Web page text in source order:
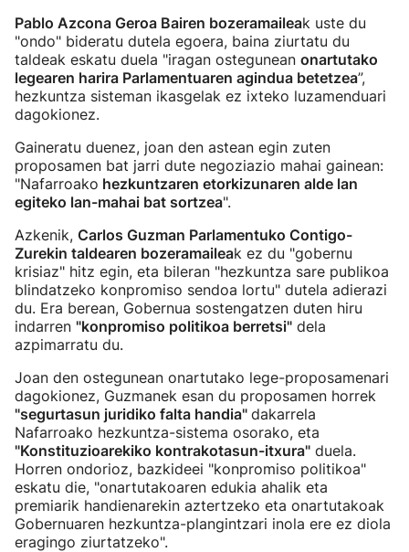
Pablo Azcona Geroa Bairen bozeramaileak uste du
"ondo" bideratu dutela egoera, baina ziurtatu du
taldeak eskatu duela "iragan ostegunean onartutako
legearen harira Parlamentuaren agindua betetzea”,
hezkuntza sisteman ikasgelak ez ixteko luzamenduari
dagokionez.
Gaineratu duenez, joan den astean egin zuten
proposamen bat jarri dute negoziazio mahai gainean:
"Nafarroako hezkuntzaren etorkizunaren alde lan
egiteko lan-mahai bat sortzea".
Azkenik, Carlos Guzman Parlamentuko Contigo-
Zurekin taldearen bozeramaileak ez du "gobernu
krisiaz" hitz egin, eta bileran "hezkuntza sare publikoa
blindatzeko konpromiso sendoa lortu" dutela adierazi
du. Era berean, Gobernua sostengatzen duten hiru
indarren "konpromiso politikoa berretsi" dela
azpimarratu du.
Joan den ostegunean onartutako lege-proposamenari
dagokionez, Guzmanek esan du proposamen horrek
"segurtasun juridiko falta handia" dakarrela
Nafarroako hezkuntza-sistema osorako, eta
"Konstituzioarekiko kontrakotasun-itxura" duela.
Horren ondorioz, bazkideei "konpromiso politikoa"
eskatu die, "onartutakoaren edukia ahalik eta
premiarik handienarekin aztertzeko eta onartutakoak
Gobernuaren hezkuntza-plangintzari inola ere ez diola
eragingo ziurtatzeko".